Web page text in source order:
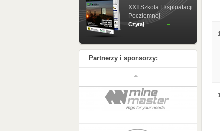
XXII Szkoła Eksploatacji
Podziemnej
Czytaj
Partnerzy i sponsorzy: